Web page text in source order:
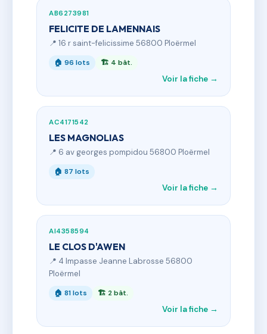
AB6273981
FELICITE DE LAMENNAIS
📍 16 r saint-felicissime 56800 Ploërmel
🏠 96 lots 🏗 4 bât.
Voir la fiche →
AC4171542
LES MAGNOLIAS
📍 6 av georges pompidou 56800 Ploërmel
🏠 87 lots
Voir la fiche →
AI4358594
LE CLOS D'AWEN
📍 4 Impasse Jeanne Labrosse 56800
Ploërmel
🏠 81 lots 🏗 2 bât.
Voir la fiche →